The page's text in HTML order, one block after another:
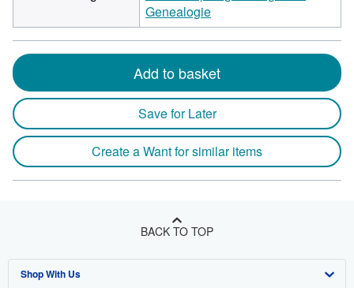
Genealogie
Add to basket
Save for Later
Create a Want for similar items
BACK TO TOP
Shop With Us